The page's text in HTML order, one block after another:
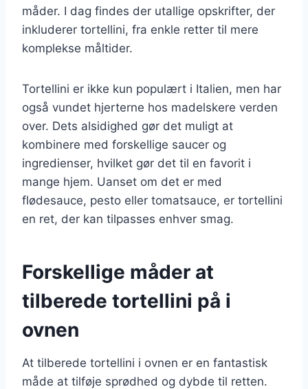
måder. I dag findes der utallige opskrifter, der
inkluderer tortellini, fra enkle retter til mere
komplekse måltider.
Tortellini er ikke kun populært i Italien, men har
også vundet hjerterne hos madelskere verden
over. Dets alsidighed gør det muligt at
kombinere med forskellige saucer og
ingredienser, hvilket gør det til en favorit i
mange hjem. Uanset om det er med
flødesauce, pesto eller tomatsauce, er tortellini
en ret, der kan tilpasses enhver smag.
Forskellige måder at
tilberede tortellini på i
ovnen
At tilberede tortellini i ovnen er en fantastisk
måde at tilføje sprødhed og dybde til retten.